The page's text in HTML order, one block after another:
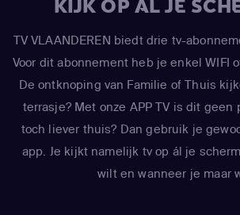
KIJK OP AL JE
TV VLAANDEREN biedt drie tv-
Voor dit abonnement heb je enkel WIFI
De ontknoping van Familie of Thuis
terrasje? Met onze APP TV is dit geen
toch liever thuis? Dan gebruik je
app. Je kijkt namelijk tv op ál je
wilt en wanneer je maar